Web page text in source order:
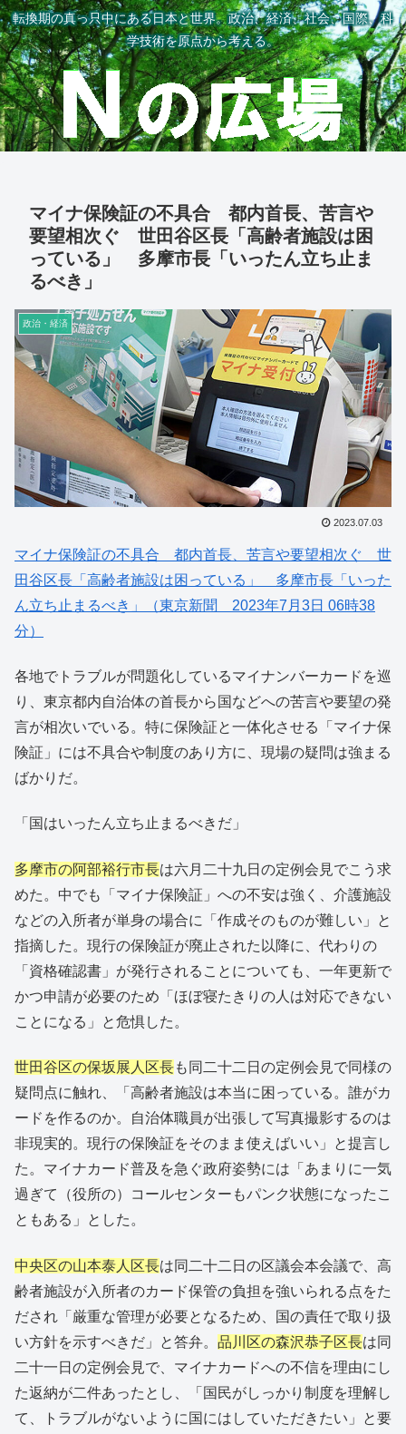
転換期の真っ只中にある日本と世界。政治、経済、社会、国際、科
学技術を原点から考える。
マイナ保険証の不具合 都内首長、苦言や
要望相次ぐ 世田谷区長「高齢者施設は困
っている」 多摩市長「いったん立ち止ま
るべき」
政治・経済
2023.07.03
マイナ保険証の不具合 都内首長、苦言や要望相次ぐ 世
田谷区長「高齢者施設は困っている」 多摩市長「いった
ん立ち止まるべき」（東京新聞 2023年7月3日 06時38
分）
各地でトラブルが問題化しているマイナンバーカードを巡
り、東京都内自治体の首長から国などへの苦言や要望の発
言が相次いでいる。特に保険証と一体化させる「マイナ保
険証」には不具合や制度のあり方に、現場の疑問は強まる
ばかりだ。
「国はいったん立ち止まるべきだ」
多摩市の阿部裕行市長は六月二十九日の定例会見でこう求
めた。中でも「マイナ保険証」への不安は強く、介護施設
などの入所者が単身の場合に「作成そのものが難しい」と
指摘した。現行の保険証が廃止された以降に、代わりの
「資格確認書」が発行されることについても、一年更新で
かつ申請が必要のため「ほぼ寝たきりの人は対応できない
ことになる」と危惧した。
世田谷区の保坂展人区長も同二十二日の定例会見で同様の
疑問点に触れ、「高齢者施設は本当に困っている。誰がカ
ードを作るのか。自治体職員が出張して写真撮影するのは
非現実的。現行の保険証をそのまま使えばいい」と提言し
た。マイナカード普及を急ぐ政府姿勢には「あまりに一気
過ぎて（役所の）コールセンターもパンク状態になったこ
ともある」とした。
中央区の山本泰人区長は同二十二日の区議会本会議で、高
齢者施設が入所者のカード保管の負担を強いられる点をた
だされ「厳重な管理が必要となるため、国の責任で取り扱
い方針を示すべきだ」と答弁。 品川区の森沢恭子区長は同
二十一日の定例会見で、マイナカードへの不信を理由にし
た返納が二件あったとし、「国民がしっかり制度を理解し
て、トラブルがないように国にはしていただきたい」と要